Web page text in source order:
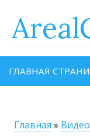
ГЛАВНАЯ
Главная » Видео